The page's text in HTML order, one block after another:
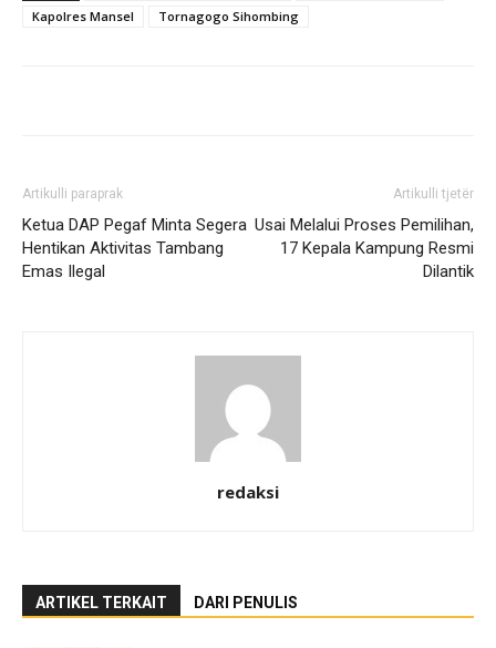
Kapolres Mansel
Tornagogo Sihombing
Artikulli paraprak
Ketua DAP Pegaf Minta Segera
Hentikan Aktivitas Tambang
Emas Ilegal
Artikulli tjetër
Usai Melalui Proses Pemilihan,
17 Kepala Kampung Resmi
Dilantik
redaksi
ARTIKEL TERKAIT DARI PENULIS